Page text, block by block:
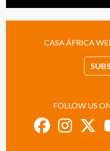
CASA ÁFRICA
FOLLOW US